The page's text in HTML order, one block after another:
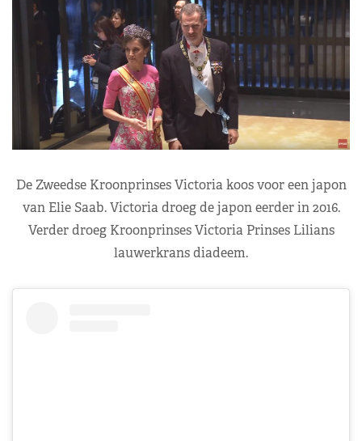
De Zweedse Kroonprinses Victoria koos voor een japon
van Elie Saab. Victoria droeg de japon eerder in 2016.
Verder droeg Kroonprinses Victoria Prinses Lilians
lauwerkrans diadeem.